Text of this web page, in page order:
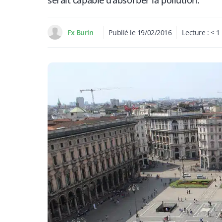
Fx Burin Publié le 19/02/2016 Lecture : < 1